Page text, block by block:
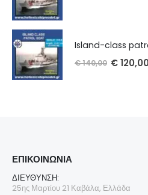
Island-class
€140,00 €120,00
ΕΠΙΚΟΙΝΩΝΊΑ
ΔΙΕΎΘΥΝΣΗ:
25ης Μαρτίου 21 Καβάλα, Ελλάδα